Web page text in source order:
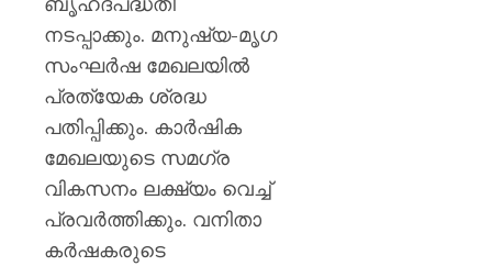
നടപ്പാക്കും. മനുഷ്യ-മൃഗ
സംഘർഷ മേഖലയിൽ
പ്രത്യേക ശ്രദ്ധ
പതിപ്പിക്കും. കാർഷിക
മേഖലയുടെ സമഗ്ര
വികസനം ലക്ഷ്യം വെച്ച്
പ്രവർത്തിക്കും. വനിതാ
കർഷകരുടെ